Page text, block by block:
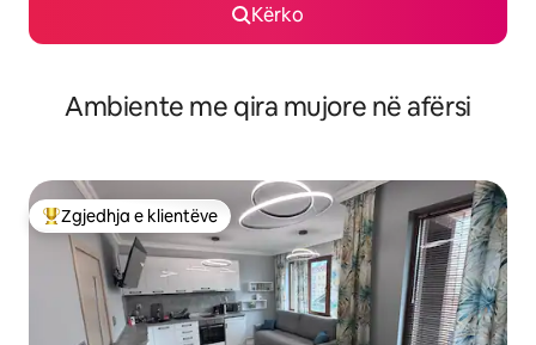
Kërko
Ambiente me qira mujore në afërsi
Më të mirat e zgjedhjeve të klientëve
Zgjedhja e klientëve